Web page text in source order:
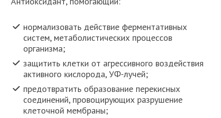
нормализовать действие ферментативных
систем, метаболистических процессов
организма;
защитить клетки от агрессивного воздействия
активного кислорода, УФ-лучей;
предотвратить образование перекисных
соединений, провоцирующих разрушение
клеточной мембраны;